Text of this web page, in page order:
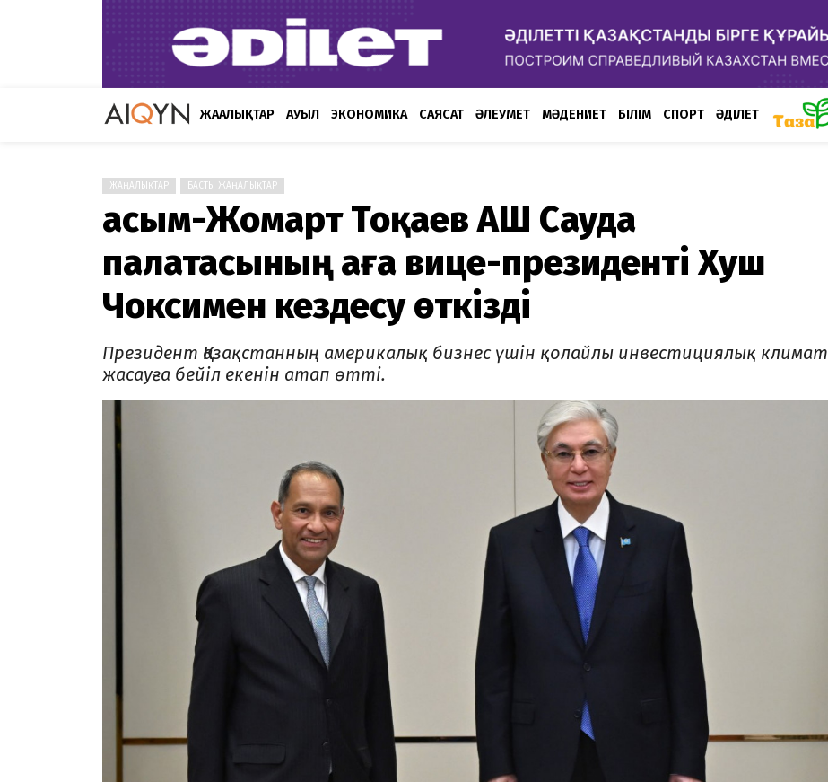
ЖАҢАЛЫҚТАР АУЫЛ ЭКОНОМИКА САЯСАТ ӘЛЕУМЕТ МӘДЕНИЕТ БІЛІМ СПОРТ ӘДІЛЕТ
ЖАҢАЛЫҚТАР БАСТЫ ЖАҢАЛЫҚТАР
Қасым-Жомарт Тоқаев АҚШ Сауда
палатасының аға вице-президенті Хуш
Чоксимен кездесу өткізді
Президент Қазақстанның америкалық бизнес үшін қолайлы инвестициялық климат
жасауға бейіл екенін атап өтті.